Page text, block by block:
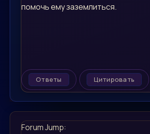
помочь ему заземлиться.
Ответы Цитировать
Forum Jump: